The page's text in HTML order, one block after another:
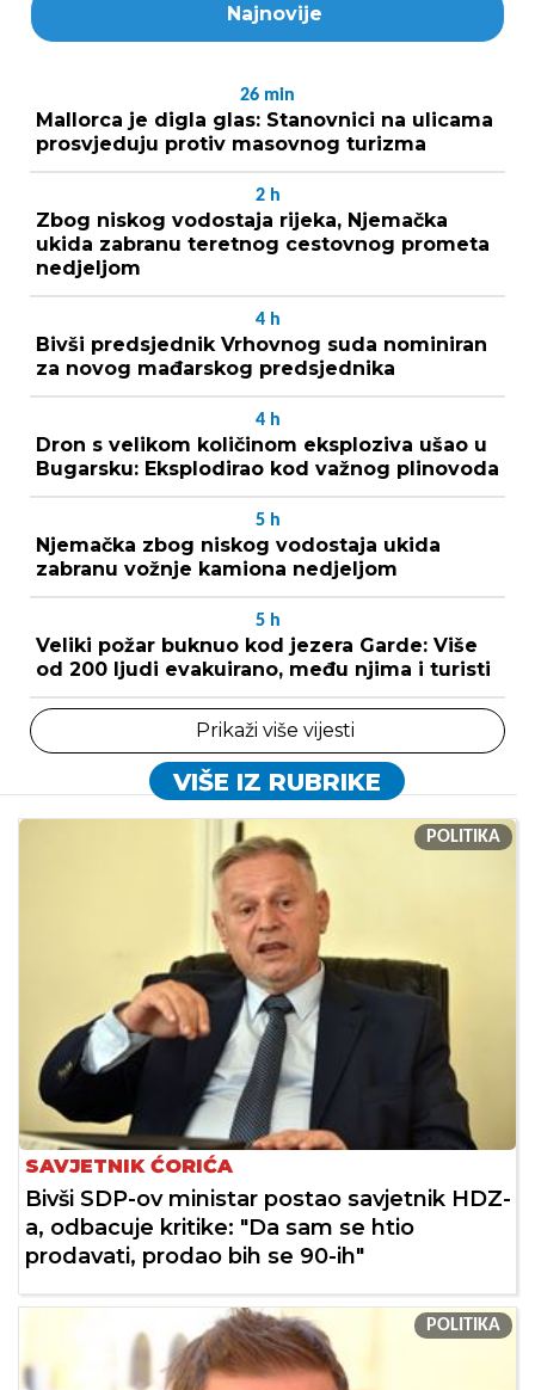
Najnovije
26 min
Mallorca je digla glas: Stanovnici na ulicama
prosvjeduju protiv masovnog turizma
2 h
Zbog niskog vodostaja rijeka, Njemačka
ukida zabranu teretnog cestovnog prometa
nedjeljom
4 h
Bivši predsjednik Vrhovnog suda nominiran
za novog mađarskog predsjednika
4 h
Dron s velikom količinom eksploziva ušao u
Bugarsku: Eksplodirao kod važnog plinovoda
5 h
Njemačka zbog niskog vodostaja ukida
zabranu vožnje kamiona nedjeljom
5 h
Veliki požar buknuo kod jezera Garde: Više
od 200 ljudi evakuirano, među njima i turisti
Prikaži više vijesti
VIŠE IZ RUBRIKE
POLITIKA
SAVJETNIK ĆORIĆA
Bivši SDP-ov ministar postao savjetnik HDZ-
a, odbacuje kritike: "Da sam se htio
prodavati, prodao bih se 90-ih"
POLITIKA